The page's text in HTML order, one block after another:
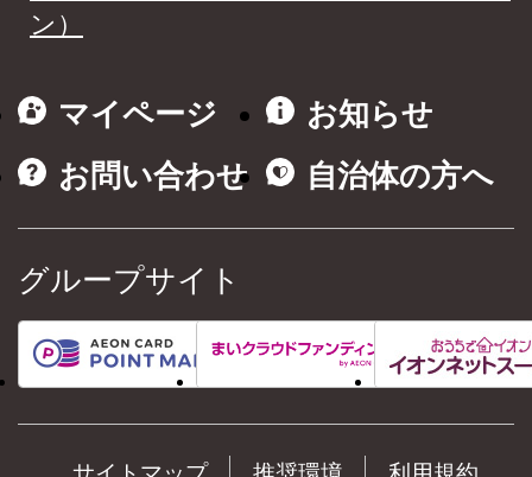
ン）
マイページ
お知らせ
お問い合わせ
自治体の方へ
グループサイト